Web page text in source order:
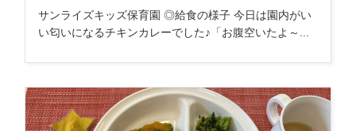
サンライズキッズ保育園 ◎給食の様子 今日は園内がい
い匂いになるチキンカレーでした♪「お腹空いたよ～...